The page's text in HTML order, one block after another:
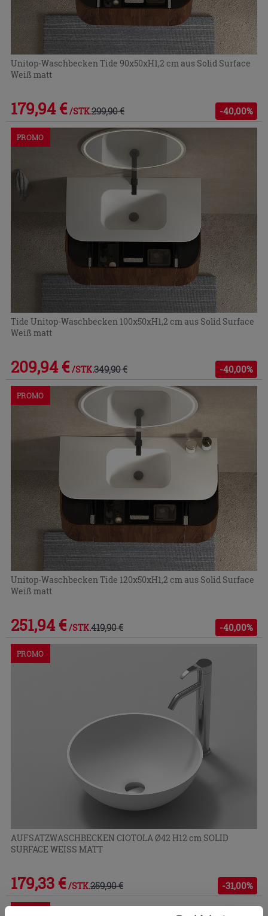
Unitop-Waschbecken Tide 90x50xH1,2 cm aus Solid Surface
Weiß matt
179,94 € /STK.299,90 € -40,00%
PROMO
Tide Unitop-Waschbecken 100x50xH1,2 cm aus Solid Surface
Weiß matt
209,94 € /STK.349,90 € -40,00%
PROMO
Unitop-Waschbecken Tide 120x50xH1,2 cm aus Solid Surface
Weiß matt
251,94 € /STK.419,90 € -40,00%
PROMO
AUFSATZWASCHBECKEN CIOTOLA Ø42 H12 cm SOLID
SURFACE WEISS MATT
179,33 € /STK.259,90 € -31,00%